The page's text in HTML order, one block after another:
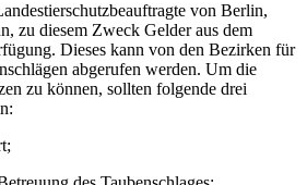
von Berlin,
zu diesem Zweck Gelder aus dem
Dieses kann von den Bezirken für
abgerufen werden. Um die
zu können, sollten folgende drei